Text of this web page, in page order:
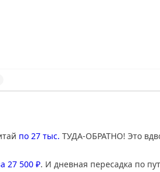
по 27 тыс. ТУДА-ОБРАТНО! Это
27 500 ₽. И дневная пересадка по